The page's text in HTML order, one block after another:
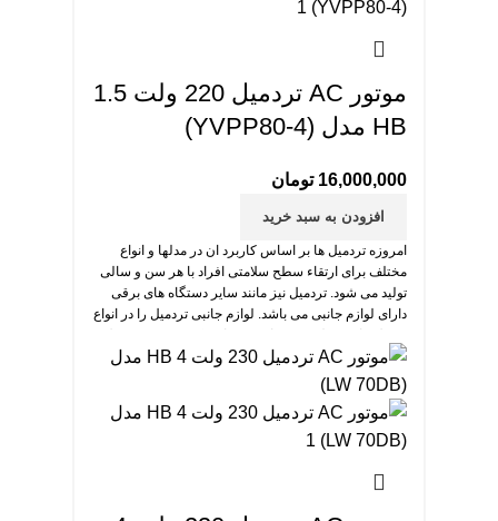
موتور AC تردمیل 220 ولت 1.5
HB مدل (YVPP80-4)
16,000,000 تومان
افزودن به سبد خرید
امروزه تردمیل ها بر اساس کاربرد ان در مدلها و انواع
مختلف برای ارتقاء سطح سلامتی افراد با هر سن و سالی
تولید می شود. تردمیل نیز مانند سایر دستگاه های برقی
دارای لوازم جانبی می باشد. لوازم جانبی تردمیل را در انواع
مهم ترین بخش تردمیل است.